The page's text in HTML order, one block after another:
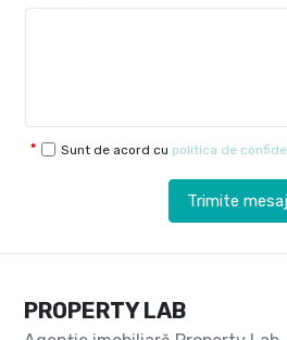
Sunt de acord cu politica de
Trimite
PROPERTY LAB